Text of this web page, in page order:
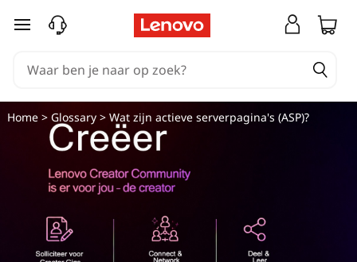
W
z
Ga naar de hoofdinhoud
Home> Glossary> Wat zijn actieve serverpagina's (ASP)?